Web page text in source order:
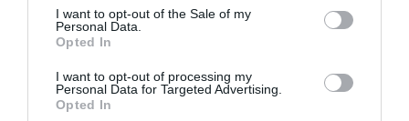
consent section.
I want to opt-out of the Sale of my
Personal Data.
Opted In
I want to opt-out of processing my
Personal Data for Targeted Advertising.
Opted In
Vitézy Dávid: 2,3 milliárd forint került vissza az államhoz
egy útdíjrendszeres ügylet felülvizsgálata után
megállítsa a tüzet
Második világháborús MG-42 géppuskát emeltek ki a